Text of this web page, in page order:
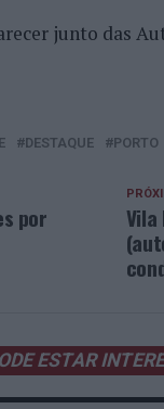
junto das
DESTAQUE PORTO
Vila
por
ESTAR